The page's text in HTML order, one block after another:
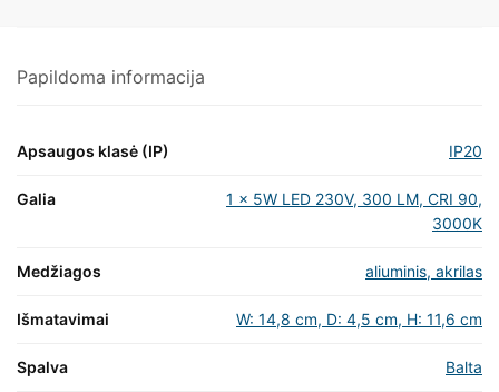
Papildoma informacija
Apsaugos klasė (IP) IP20
Galia
1 x 5W LED 230V, 300 LM, CRI 90,
3000K
Medžiagos aliuminis, akrilas
Išmatavimai W: 14,8 cm, D: 4,5 cm, H: 11,6 cm
Spalva Balta